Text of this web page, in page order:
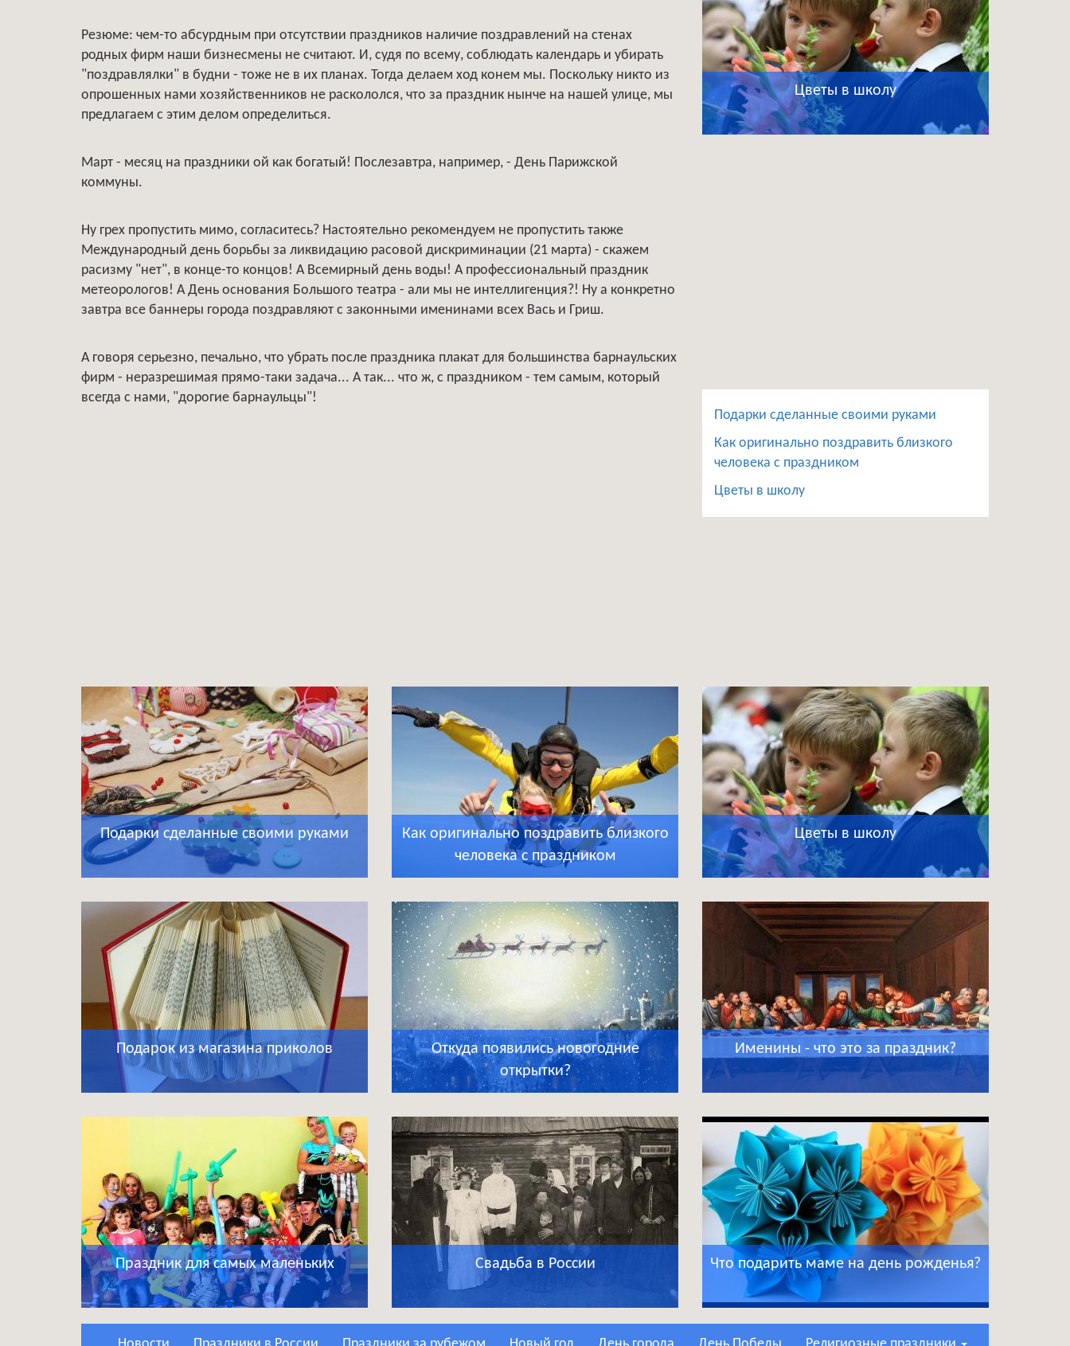
Резюме: чем-то абсурдным при отсутствии праздников наличие поздравлений на стенах
родных фирм наши бизнесмены не считают. И, судя по всему, соблюдать календарь и убирать
"поздравлялки" в будни - тоже не в их планах. Тогда делаем ход конем мы. Поскольку никто из
опрошенных нами хозяйственников не раскололся, что за праздник нынче на нашей улице, мы
предлагаем с этим делом определиться.
Март - месяц на праздники ой как богатый! Послезавтра, например, - День Парижской
коммуны.
Ну грех пропустить мимо, согласитесь? Настоятельно рекомендуем не пропустить также
Международный день борьбы за ликвидацию расовой дискриминации (21 марта) - скажем
расизму "нет", в конце-то концов! А Всемирный день воды! А профессиональный праздник
метеорологов! А День основания Большого театра - али мы не интеллигенция?! Ну а конкретно
завтра все баннеры города поздравляют с законными именинами всех Вась и Гриш.
А говоря серьезно, печально, что убрать после праздника плакат для большинства барнаульских
фирм - неразрешимая прямо-таки задача... А так... что ж, с праздником - тем самым, который
всегда с нами, "дорогие барнаульцы"!
Цветы в школу
Подарки сделанные своими руками
Как оригинально поздравить близкого
человека с праздником
Цветы в школу
Подарки сделанные своими руками
Как оригинально поздравить близкого
человека с праздником
Цветы в школу
Подарок из магазина приколов
Откуда появились новогодние
открытки?
Именины - что это за праздник?
Праздник для самых маленьких Свадьба в России Что подарить маме на день рожденья?